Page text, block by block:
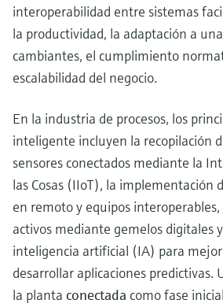
interoperabilidad entre sistemas
la productividad, la adaptación a
cambiantes, el cumplimiento
escalabilidad del negocio.
En la industria de procesos, los
inteligente incluyen la recopilación
sensores conectados mediante la
las Cosas (IIoT), la implementación
en remoto y equipos
activos mediante gemelos digitales
inteligencia artificial (IA) para
desarrollar aplicaciones predictivas.
la planta conectada como fase